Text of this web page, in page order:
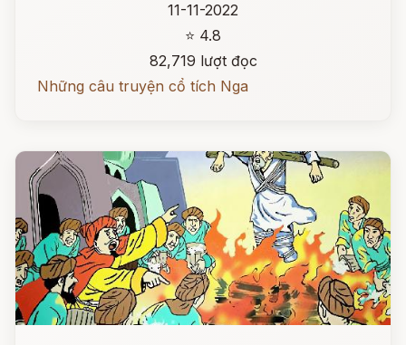
11-11-2022
⭐ 4.8
82,719 lượt đọc
Những câu truyện cổ tích Nga